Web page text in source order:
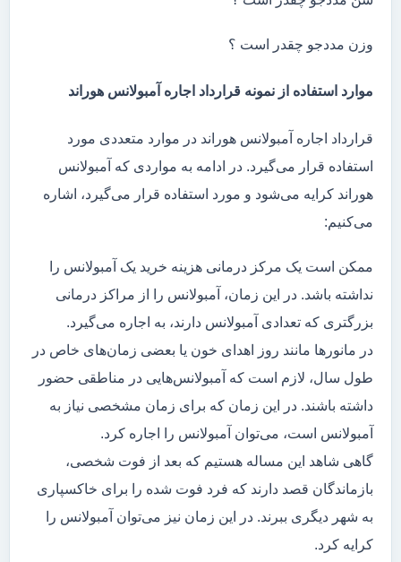
وزن مددجو چقدر است ؟
موارد استفاده از نمونه قرارداد اجاره آمبولانس هوراند
قرارداد اجاره آمبولانس هوراند در موارد متعددی مورد
استفاده قرار می‌گیرد. در ادامه به مواردی که آمبولانس
هوراند کرایه می‌شود و مورد استفاده قرار می‌گیرد، اشاره
می‌کنیم:
ممکن است یک مرکز درمانی هزینه خرید یک آمبولانس را
نداشته باشد. در این زمان، آمبولانس را از مراکز درمانی
بزرگتری که تعدادی آمبولانس دارند، به اجاره می‌گیرد.
در مانور‌ها مانند روز اهدای خون یا بعضی زمان‌های خاص در
طول سال، لازم است که آمبولانس‌هایی در مناطقی حضور
داشته باشند. در این زمان که برای زمان مشخصی نیاز به
آمبولانس است، می‌توان آمبولانس را اجاره کرد.
گاهی شاهد این مساله هستیم که بعد از فوت شخصی،
بازماندگان قصد دارند که فرد فوت شده را برای خاکسپاری
به شهر دیگری ببرند. در این زمان نیز می‌توان آمبولانس را
کرایه کرد.